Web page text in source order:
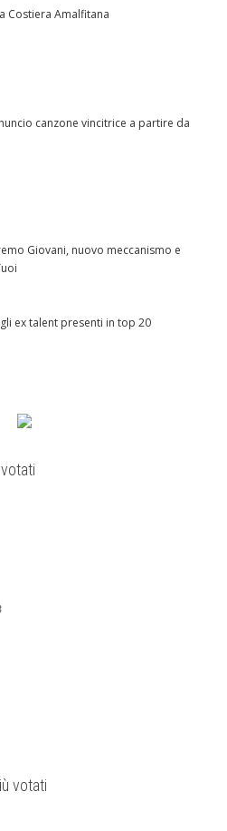
Costiera Amalfitana
canzone vincitrice a partire da
Giovani, nuovo meccanismo e
ex talent presenti in top 20
votati